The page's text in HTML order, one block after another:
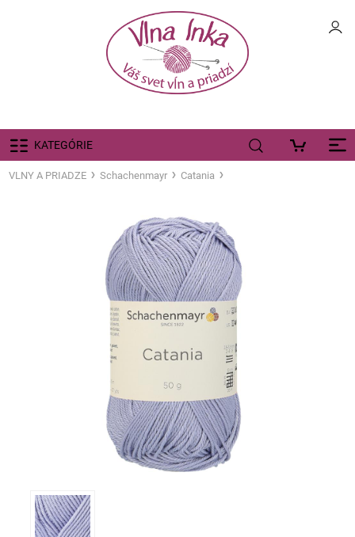
KATEGÓRIE
VLNY A PRIADZE Schachenmayr Catania